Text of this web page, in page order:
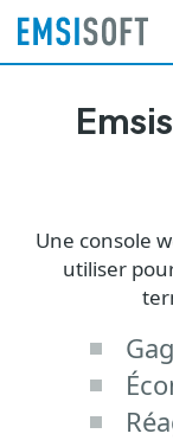
Une console
utiliser